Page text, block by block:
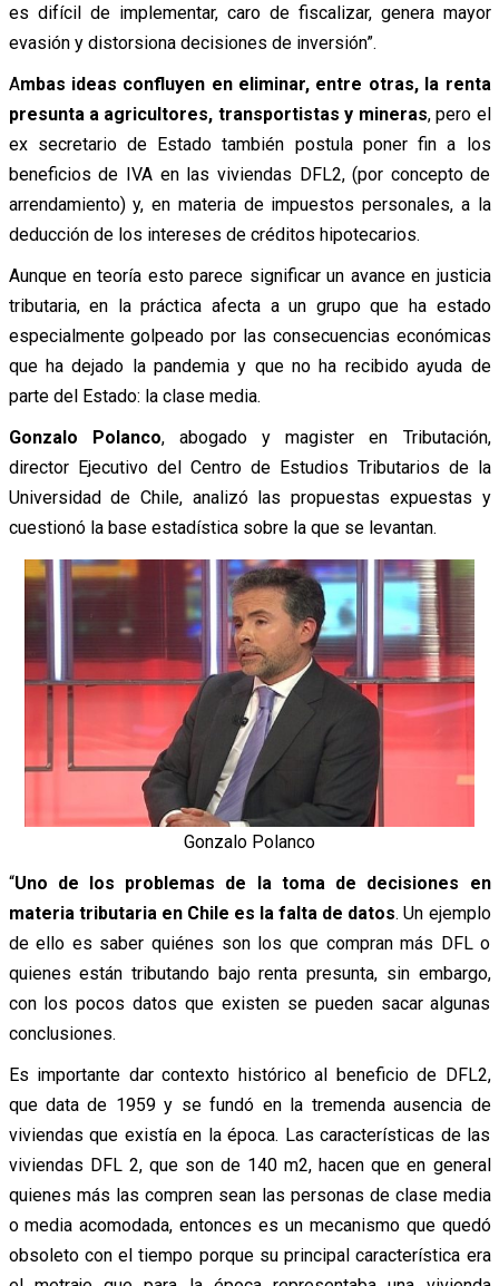
es difícil de implementar, caro de fiscalizar, genera mayor
evasión y distorsiona decisiones de inversión”.
Ambas ideas confluyen en eliminar, entre otras, la renta
presunta a agricultores, transportistas y mineras, pero el
ex secretario de Estado también postula poner fin a los
beneficios de IVA en las viviendas DFL2, (por concepto de
arrendamiento) y, en materia de impuestos personales, a la
deducción de los intereses de créditos hipotecarios.
Aunque en teoría esto parece significar un avance en justicia
tributaria, en la práctica afecta a un grupo que ha estado
especialmente golpeado por las consecuencias económicas
que ha dejado la pandemia y que no ha recibido ayuda de
parte del Estado: la clase media.
Gonzalo Polanco, abogado y magister en Tributación,
director Ejecutivo del Centro de Estudios Tributarios de la
Universidad de Chile, analizó las propuestas expuestas y
cuestionó la base estadística sobre la que se levantan.
Gonzalo Polanco
“Uno de los problemas de la toma de decisiones en
materia tributaria en Chile es la falta de datos. Un ejemplo
de ello es saber quiénes son los que compran más DFL o
quienes están tributando bajo renta presunta, sin embargo,
con los pocos datos que existen se pueden sacar algunas
conclusiones.
Es importante dar contexto histórico al beneficio de DFL2,
que data de 1959 y se fundó en la tremenda ausencia de
viviendas que existía en la época. Las características de las
viviendas DFL 2, que son de 140 m2, hacen que en general
quienes más las compren sean las personas de clase media
o media acomodada, entonces es un mecanismo que quedó
obsoleto con el tiempo porque su principal característica era